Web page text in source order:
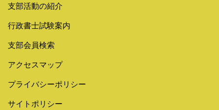
支部活動の紹介
行政書士試験案内
支部会員検索
アクセスマップ
プライバシーポリシー
サイトポリシー